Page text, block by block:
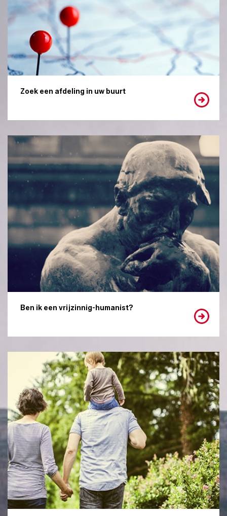
Zoek een afdeling in uw buurt
Ben ik een vrijzinnig-humanist?